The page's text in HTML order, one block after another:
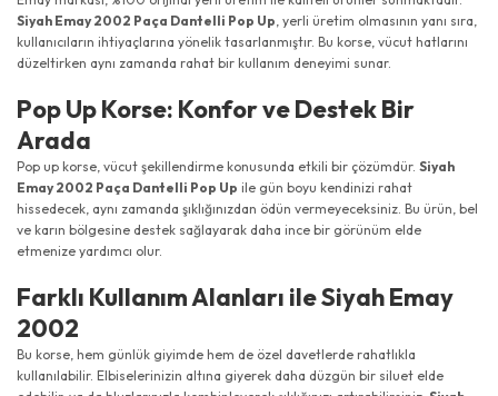
Siyah Emay 2002 Paça Dantelli Pop Up , yerli üretim olmasının yanı sıra,
kullanıcıların ihtiyaçlarına yönelik tasarlanmıştır. Bu korse, vücut hatlarını
düzeltirken aynı zamanda rahat bir kullanım deneyimi sunar.
Pop Up Korse: Konfor ve Destek Bir
Arada
Pop up korse, vücut şekillendirme konusunda etkili bir çözümdür. Siyah
Emay 2002 Paça Dantelli Pop Up ile gün boyu kendinizi rahat
hissedecek, aynı zamanda şıklığınızdan ödün vermeyeceksiniz. Bu ürün, bel
ve karın bölgesine destek sağlayarak daha ince bir görünüm elde
etmenize yardımcı olur.
Farklı Kullanım Alanları ile Siyah Emay
2002
Bu korse, hem günlük giyimde hem de özel davetlerde rahatlıkla
kullanılabilir. Elbiselerinizin altına giyerek daha düzgün bir siluet elde